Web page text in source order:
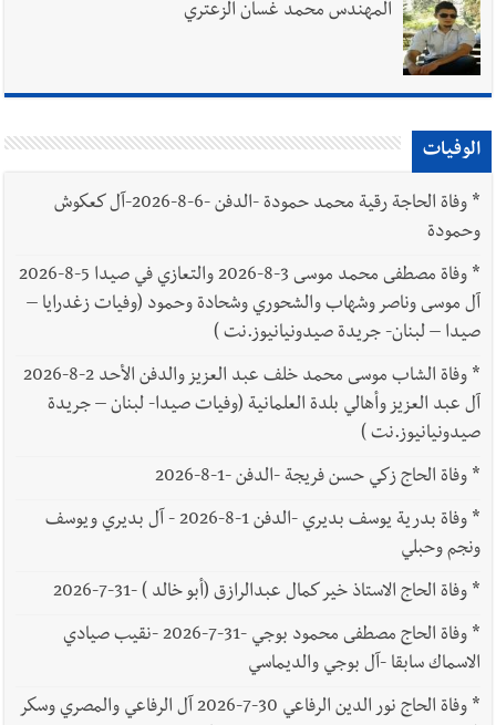
المهندس محمد غسان الزعتري
الوفيات
*
وفاة الحاجة رقية محمد حمودة -الدفن -6-8-2026-آل كعكوش
وحمودة
*
وفاة مصطفى محمد موسى 3-8-2026 والتعازي في صيدا 5-8-2026
آل موسى وناصر وشهاب والشحوري وشحادة وحمود (وفيات زغدرايا –
صيدا – لبنان- جريدة صيدونيانيوز.نت )
*
وفاة الشاب موسى محمد خلف عبد العزيز والدفن الأحد 2-8-2026
آل عبد العزيز وأهالي بلدة العلمانية (وفيات صيدا- لبنان – جريدة
صيدونيانيوز.نت )
*وفاة الحاج زكي حسن فريجة -الدفن -1-8-2026
*
وفاة بدرية يوسف بديري -الدفن 1-8-2026 - آل بديري ويوسف
ونجم وحبلي
*وفاة الحاج الاستاذ خير كمال عبدالرازق (أبو خالد ) -31-7-2026
*
وفاة الحاج مصطفى محمود بوجي -31-7-2026 -نقيب صيادي
الاسماك سابقا -آل بوجي والديماسي
*
وفاة الحاج نور الدين الرفاعي 30-7-2026 آل الرفاعي والمصري وسكر